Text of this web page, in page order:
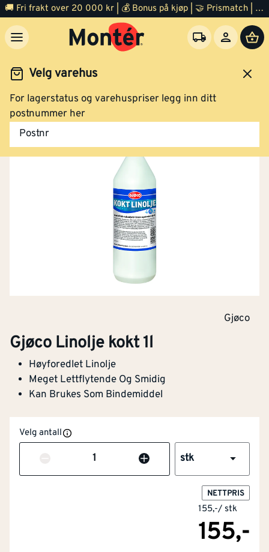
🚚 Fri frakt over 20 000 kr | 💰 Bonus på kjøp | 🤝 Prismatch | ⭐ 100% fornøyd garanti | 🏪 140 byggevarehus
Velg varehus
For lagerstatus og varehuspriser legg inn ditt
postnummer her
Postnr
Maling Malingsfjerner og tilbehør
Gjøco
Gjøco Linolje kokt 1l
Høyforedlet Linolje
Meget Lettflytende Og Smidig
Kan Brukes Som Bindemiddel
Velg antall
Antall stk
NETTPRIS
155,-/ stk
155,-